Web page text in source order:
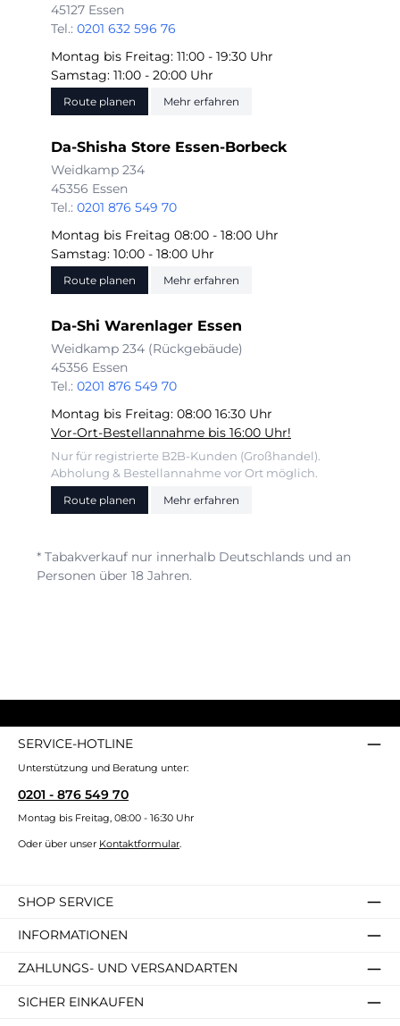
45127 Essen
Tel.: 0201 632 596 76
Montag bis Freitag: 11:00 - 19:30 Uhr
Samstag: 11:00 - 20:00 Uhr
Route planen Mehr erfahren
Da-Shisha Store Essen-Borbeck
Weidkamp 234
45356 Essen
Tel.: 0201 876 549 70
Montag bis Freitag 08:00 - 18:00 Uhr
Samstag: 10:00 - 18:00 Uhr
Route planen Mehr erfahren
Da-Shi Warenlager Essen
Weidkamp 234 (Rückgebäude)
45356 Essen
Tel.: 0201 876 549 70
Montag bis Freitag: 08:00 16:30 Uhr
Vor-Ort-Bestellannahme bis 16:00 Uhr!
Nur für registrierte B2B-Kunden (Großhandel).
Abholung & Bestellannahme vor Ort möglich.
Route planen Mehr erfahren
* Tabakverkauf nur innerhalb Deutschlands und an
Personen über 18 Jahren.
SERVICE-HOTLINE
Unterstützung und Beratung unter:
0201 - 876 549 70
Montag bis Freitag, 08:00 - 16:30 Uhr
Oder über unser Kontaktformular
SHOP SERVICE
INFORMATIONEN
ZAHLUNGS- UND VERSANDARTEN
SICHER EINKAUFEN